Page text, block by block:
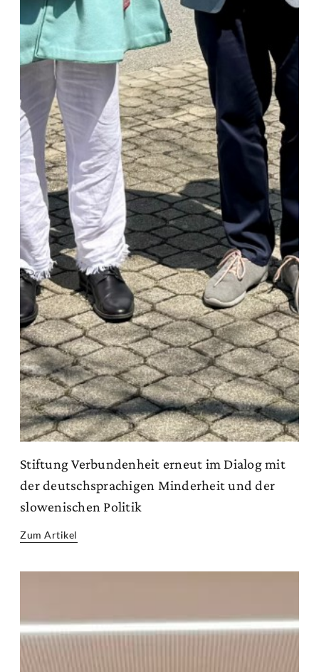
Stiftung Verbundenheit erneut im Dialog mit
der deutschsprachigen Minderheit und der
slowenischen Politik
Zum Artikel